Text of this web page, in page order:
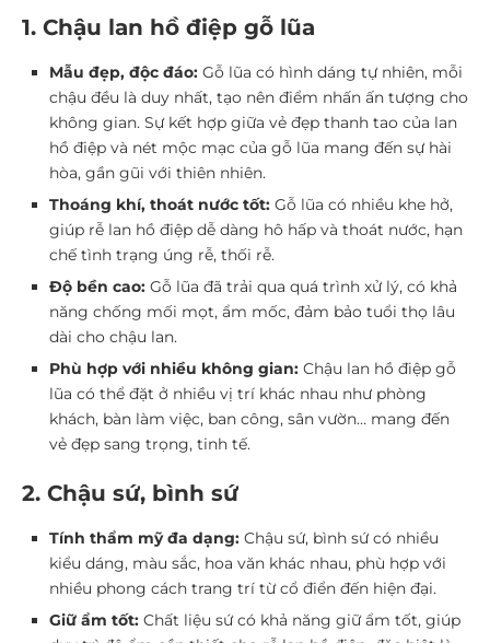
1. Chậu lan hồ điệp gỗ lũa
Mẫu đẹp, độc đáo: Gỗ lũa có hình dáng tự nhiên, mỗi
chậu đều là duy nhất, tạo nên điểm nhấn ấn tượng cho
không gian. Sự kết hợp giữa vẻ đẹp thanh tao của lan
hồ điệp và nét mộc mạc của gỗ lũa mang đến sự hài
hòa, gần gũi với thiên nhiên.
Thoáng khí, thoát nước tốt: Gỗ lũa có nhiều khe hở,
giúp rễ lan hồ điệp dễ dàng hô hấp và thoát nước, hạn
chế tình trạng úng rễ, thối rễ.
Độ bền cao: Gỗ lũa đã trải qua quá trình xử lý, có khả
năng chống mối mọt, ẩm mốc, đảm bảo tuổi thọ lâu
dài cho chậu lan.
Phù hợp với nhiều không gian: Chậu lan hồ điệp gỗ
lũa có thể đặt ở nhiều vị trí khác nhau như phòng
khách, bàn làm việc, ban công, sân vườn… mang đến
vẻ đẹp sang trọng, tinh tế.
2. Chậu sứ, bình sứ
Tính thẩm mỹ đa dạng: Chậu sứ, bình sứ có nhiều
kiểu dáng, màu sắc, hoa văn khác nhau, phù hợp với
nhiều phong cách trang trí từ cổ điển đến hiện đại.
Giữ ẩm tốt: Chất liệu sứ có khả năng giữ ẩm tốt, giúp